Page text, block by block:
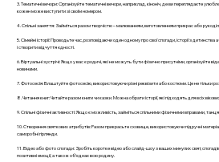
3. Тематичні вечори: Організуйте тематичні вечори, наприклад, кіноніч, де ви переглядаєте
кожен може виступити зі своїм номером.
4. Спільні заняття: Займіться разом творчістю – малюванням, виготовленням прикрас або
5. Сімейні історії: Проводьте час, розповідаючи один одному про свої спогади, історії з
і створити відчуття єдності.
6. Віртуальні зустрічі: Якщо у вас є родичі, які не можуть бути фізично присутніми, організуйте
новинами.
7. Фотосесія: Влаштуйте фотосесію, використовуючи різні реквізити або костюми. Це не тільки
8. Читання книг: Читайте разом книги чи казки. Можна обрати історії, які підходять для всіх
9. Спільні фізичні активності: Якщо є можливість, займіться спільними фізичними вправами,
10. Створення святкових атрибутів: Разом прикрасьте сховище, використовуючи підручні
саморобні гірлянди.
11. Відео або фото спогади: Зробіть коротке відео або слайд-шоу з ваших минулих свят,
позитивні емоції, а також об’єднає всю родину.